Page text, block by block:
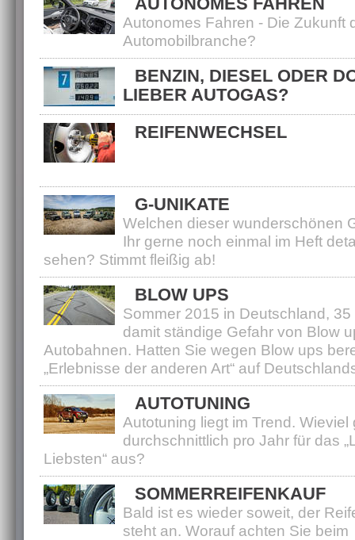
Autonomes Fahren - Die Zukunft
Automobilbranche?
BENZIN, DIESEL ODER
LIEBER AUTOGAS?
REIFENWECHSEL
G-UNIKATE
Welchen dieser wunderschönen
Ihr gerne noch einmal im Heft
sehen? Stimmt fleißig ab!
BLOW UPS
Sommer 2015 in Deutschland,
damit ständige Gefahr von Blow
Autobahnen. Hatten Sie wegen Blow ups
„Erlebnisse der anderen Art“ auf
AUTOTUNING
Autotuning liegt im Trend. Wieviel
durchschnittlich pro Jahr für das
Liebsten“ aus?
SOMMERREIFENKAUF
Bald ist es wieder soweit, der
steht an. Worauf achten Sie beim